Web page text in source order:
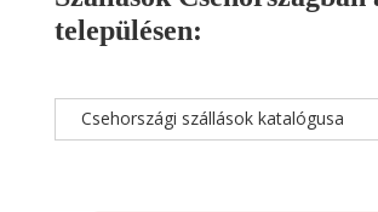
településen:
Csehországi szállások katalógusa